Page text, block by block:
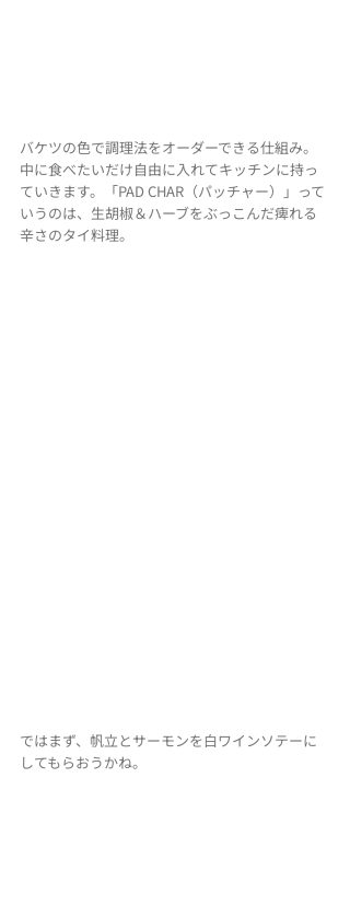
バケツの色で調理法をオーダーできる仕組み。
中に食べたいだけ自由に入れてキッチンに持っ
ていきます。「PAD CHAR（パッチャー）」って
いうのは、生胡椒＆ハーブをぶっこんだ痺れる
辛さのタイ料理。
ではまず、帆立とサーモンを白ワインソテーに
してもらおうかね。